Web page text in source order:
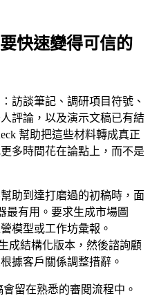
快速變得可信的
訪談筆記、調研項目符號、
評論，以及演示文稿已有結
幫助把這些材料轉成真正
多時間花在論點上，而不是
助到達打磨過的初稿時，面
最有用。要求生成市場圖
模型或工作坊彙報。
成結構化版本，然後諮詢顧
據客戶關係調整措辭。
留在熟悉的審閱流程中。